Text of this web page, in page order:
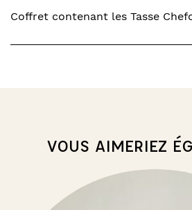
Coffret contenant les Tasse
VOUS AIMERIEZ